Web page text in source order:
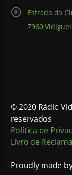
Estrada da
7960
© 2020 Rádio
reservados
Política de
Livro de
Proudly made